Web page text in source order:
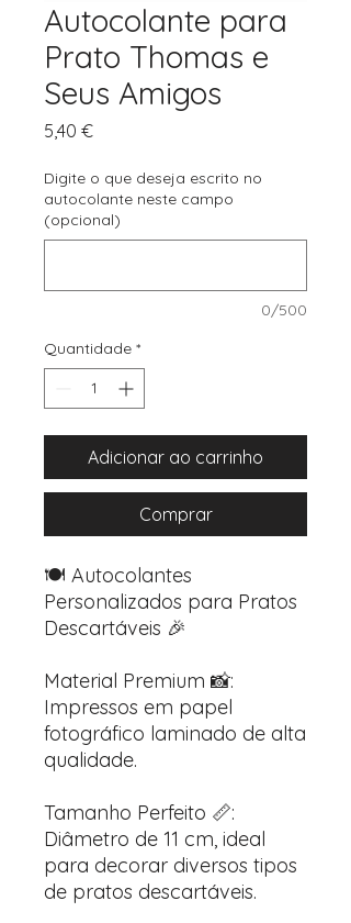
Autocolante para
Prato Thomas e
Seus Amigos
5,40 €Preço
Digite o que deseja escrito no
autocolante neste campo
(opcional)
0/500
Quantidade *
Adicionar ao carrinho
Comprar
🍽️ Autocolantes
Personalizados para Pratos
Descartáveis 🎉
Material Premium 📸:
Impressos em papel
fotográfico laminado de alta
qualidade.
Tamanho Perfeito 📏:
Diâmetro de 11 cm, ideal
para decorar diversos tipos
de pratos descartáveis.